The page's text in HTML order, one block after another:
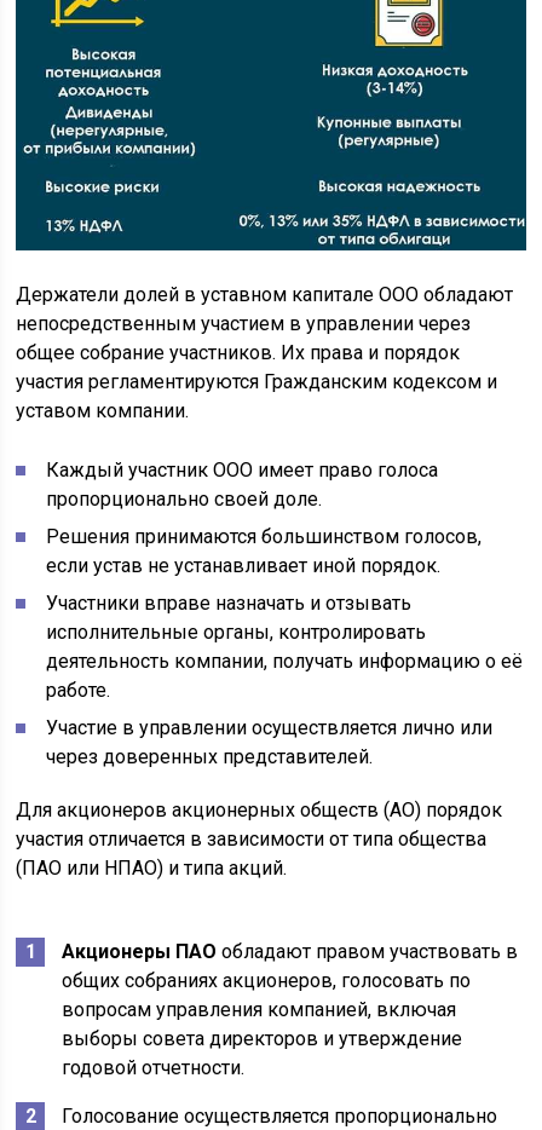
Держатели долей в уставном капитале ООО обладают
непосредственным участием в управлении через
общее собрание участников. Их права и порядок
участия регламентируются Гражданским кодексом и
уставом компании.
Каждый участник ООО имеет право голоса
пропорционально своей доле.
Решения принимаются большинством голосов,
если устав не устанавливает иной порядок.
Участники вправе назначать и отзывать
исполнительные органы, контролировать
деятельность компании, получать информацию о её
работе.
Участие в управлении осуществляется лично или
через доверенных представителей.
Для акционеров акционерных обществ (АО) порядок
участия отличается в зависимости от типа общества
(ПАО или НПАО) и типа акций.
Акционеры ПАО обладают правом участвовать в
общих собраниях акционеров, голосовать по
вопросам управления компанией, включая
выборы совета директоров и утверждение
годовой отчетности.
Голосование осуществляется пропорционально